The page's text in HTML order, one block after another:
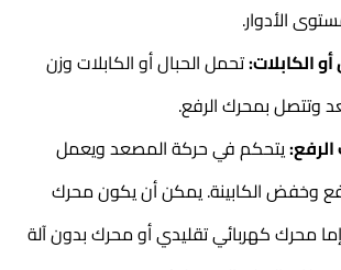
الأدوار.
الكابلات:تحمل الحبال أو الكابلات وزن
وتتصل بمحرك الرفع.
يتحكم في حركة المصعد ويعمل
وخفض الكابينة. يمكن أن يكون محرك
محرك كهربائي تقليدي أو محرك بدون آلة